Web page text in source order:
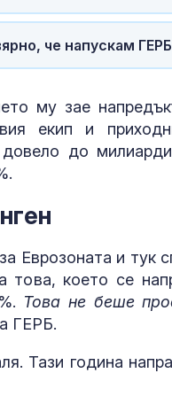
че напускам ГЕРБ
му зае
екип и
до
Еврозоната и тук
това, което се
Това не беше
ГЕРБ.
Тази година